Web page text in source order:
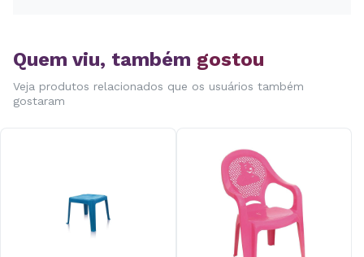
Quem viu, também gostou
Veja produtos relacionados que os usuários também
gostaram